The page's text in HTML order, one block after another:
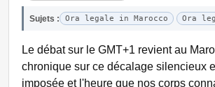
Sujets : Ora legale in Marocco Ora
Le débat sur le GMT+1 revient au
chronique sur ce décalage silencieux
imposée et l'heure que nos corps